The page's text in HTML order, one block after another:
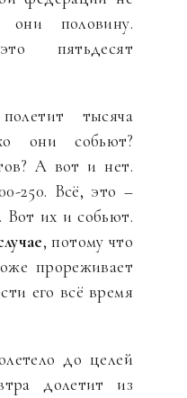
половину.
пятьдесят
тысяча
они собьют?
А вот и нет.
250. Всё, это –
Вот их и собьют.
, потому что
прореживает
его всё время
до целей
долетит из